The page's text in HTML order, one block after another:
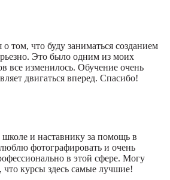
том, что буду заниматься созданием
Это было одним из моих
все изменилось. Обучение очень
двигаться вперед. Спасибо!
школе и наставнику за помощь в
фотографировать и очень
в этой сфере. Могу
что курсы здесь самые лучшие!